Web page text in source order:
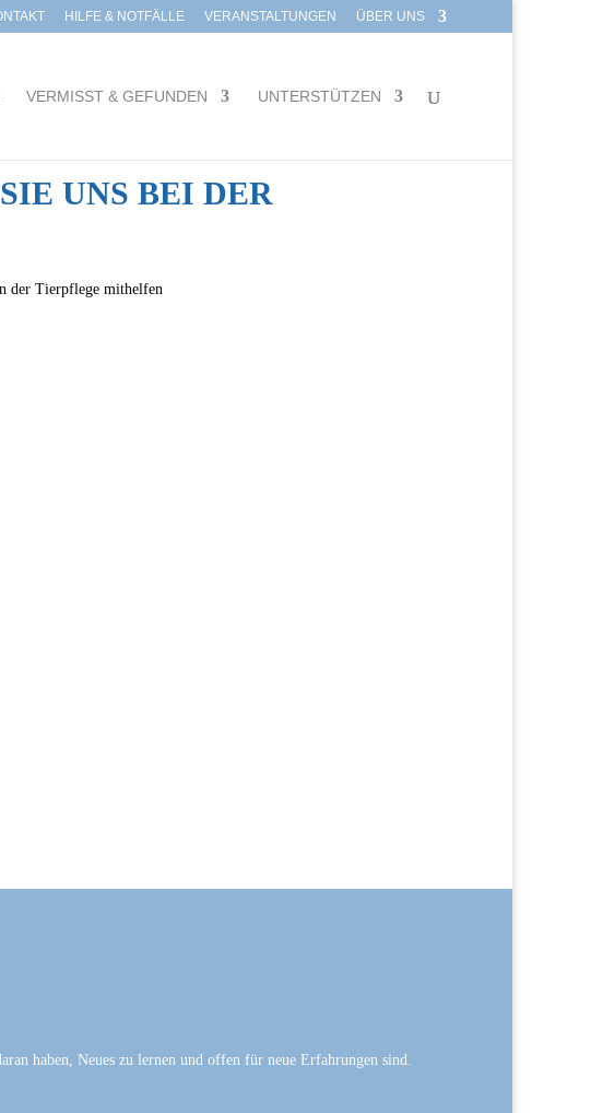
HILFE & NOTFÄLLE VERANSTALTUNGEN ÜBER UNS
VERMISST & GEFUNDEN UNTERSTÜTZEN
UNS BEI DER
haben, Neues zu lernen und offen für neue Erfahrungen sind.